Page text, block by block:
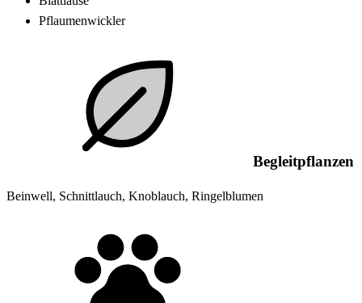
Pflaumenwickler
Begleitpflanzen
Beinwell, Schnittlauch, Knoblauch, Ringelblumen